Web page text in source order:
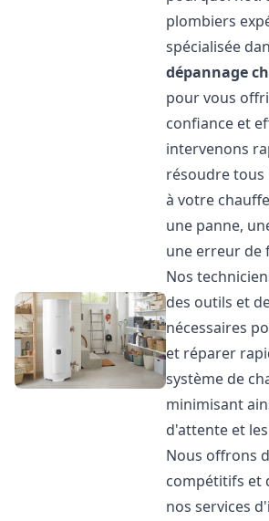
plombiers
spécialisée
dépannage
pour vous
confiance et
intervenons
résoudre tous
à votre
une panne,
une erreur de
Nos
des outils et
nécessaires
et réparer
système de
minimisant
d'attente et
Nous offrons
compétitifs et
nos services d'